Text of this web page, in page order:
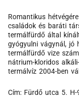
Romantikus
családok és baráti
termálfürdő által
gyógyulni vágynál, jó
termálfürdő vize
nátrium-kloridos
termálvíz 2004-ben
Cím: Fürdő utca 5. H-